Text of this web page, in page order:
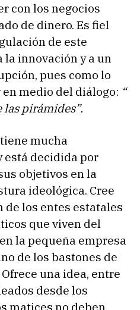
con los negocios
de dinero. Es fiel
de este
la innovación y a un
pues como lo
medio del diálogo: “
las pirámides”.
mucha
decidida por
objetivos en la
ideológica. Cree
de los entes estatales
que viven del
la pequeña empresa
de los bastones de
una idea, entre
desde los
matices no deben